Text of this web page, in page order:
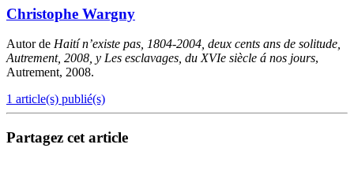
Christophe Wargny
Autor de Haití n’existe pas, 1804-2004, deux cents ans de solitude,
Autrement, 2008, y Les esclavages, du XVIe siècle á nos jours,
Autrement, 2008.
1 article(s) publié(s)
Partagez cet article